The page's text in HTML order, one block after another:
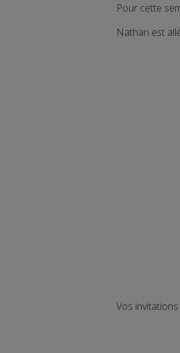
Pour cette
Nathan est
Vos